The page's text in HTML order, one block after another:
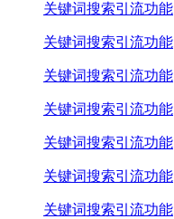
关键词搜索引流功能
关键词搜索引流功能
关键词搜索引流功能
关键词搜索引流功能
关键词搜索引流功能
关键词搜索引流功能
关键词搜索引流功能